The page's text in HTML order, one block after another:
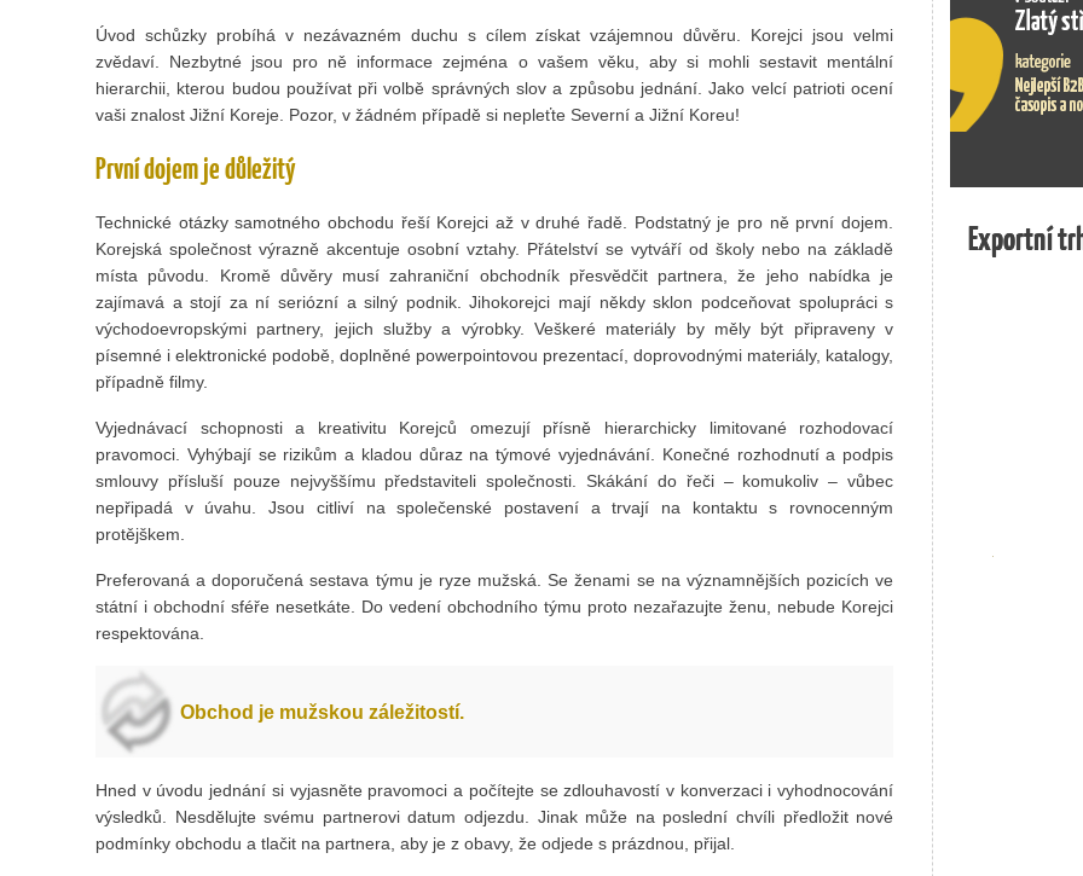
Úvod schůzky probíhá v nezávazném duchu s cílem získat vzájemnou důvěru. Korejci jsou velmi
zvědaví. Nezbytné jsou pro ně informace zejména o vašem věku, aby si mohli sestavit mentální
hierarchii, kterou budou používat při volbě správných slov a způsobu jednání. Jako velcí patrioti ocení
vaši znalost Jižní Koreje. Pozor, v žádném případě si nepleťte Severní a Jižní Koreu!
První dojem je důležitý
Technické otázky samotného obchodu řeší Korejci až v druhé řadě. Podstatný je pro ně první dojem.
Korejská společnost výrazně akcentuje osobní vztahy. Přátelství se vytváří od školy nebo na základě
místa původu. Kromě důvěry musí zahraniční obchodník přesvědčit partnera, že jeho nabídka je
zajímavá a stojí za ní seriózní a silný podnik. Jihokorejci mají někdy sklon podceňovat spolupráci s
východoevropskými partnery, jejich služby a výrobky. Veškeré materiály by měly být připraveny v
písemné i elektronické podobě, doplněné powerpointovou prezentací, doprovodnými materiály, katalogy,
případně filmy.
Vyjednávací schopnosti a kreativitu Korejců omezují přísně hierarchicky limitované rozhodovací
pravomoci. Vyhýbají se rizikům a kladou důraz na týmové vyjednávání. Konečné rozhodnutí a podpis
smlouvy přísluší pouze nejvyššímu představiteli společnosti. Skákání do řeči – komukoliv – vůbec
nepřipadá v úvahu. Jsou citliví na společenské postavení a trvají na kontaktu s rovnocenným
protějškem.
Preferovaná a doporučená sestava týmu je ryze mužská. Se ženami se na významnějších pozicích ve
státní i obchodní sféře nesetkáte. Do vedení obchodního týmu proto nezařazujte ženu, nebude Korejci
respektována.
Obchod je mužskou záležitostí.
Hned v úvodu jednání si vyjasněte pravomoci a počítejte se zdlouhavostí v konverzaci i vyhodnocování
výsledků. Nesdělujte svému partnerovi datum odjezdu. Jinak může na poslední chvíli předložit nové
podmínky obchodu a tlačit na partnera, aby je z obavy, že odjede s prázdnou, přijal.
Exportní
Exportní